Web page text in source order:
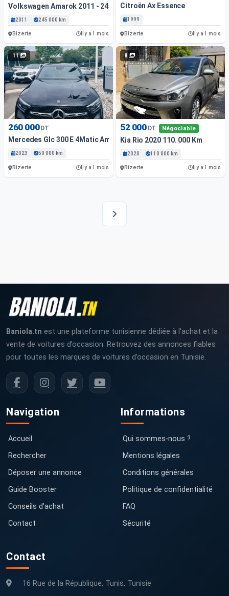
Volkswagen Amarok 2011 - 245 000 Km - Diesel
2011 245 000 km
Bizerte Il y a 1 mois
Citroën Ax Essence
1999
Bizerte Il y a 1 mois
11
260 000DT
Mercedes Glc 300 E 4Matic Amg Line Premium Plus – 2023
2023 50 000 km
Bizerte Il y a 1 mois
8
52 000 DT Négociable
Kia Rio 2020 110. 000 Km
2020 110 000 km
Bizerte Il y a 1 mois
Baniola.tn est une plateforme tunisienne dédiée à l’achat et la
vente de voitures d’occasion. Retrouvez des annonces fiables
pour toutes les marques de voitures d’occasion en Tunisie.
Navigation
Accueil
Rechercher
Déposer une annonce
Guide Booster
Conseils d'achat
Contact
Informations
Qui sommes-nous ?
Mentions légales
Conditions générales
Politique de confidentialité
FAQ
Sécurité
Contact
16 Rue de la République, Tunis, Tunisie